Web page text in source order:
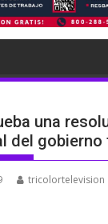
una
del gobierno
tricolortelevision